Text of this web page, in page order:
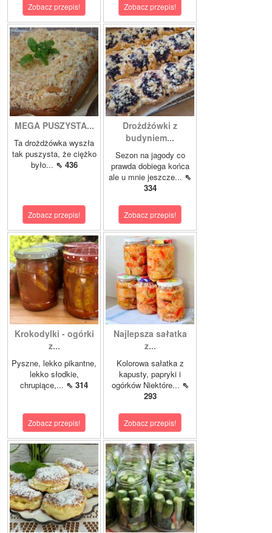
Zobacz przepis! Zobacz przepis!
MEGA PUSZYSTA...
Ta drożdżówka wyszła
tak puszysta, że ciężko
było... ⇖ 436
Zobacz przepis!
Drożdżówki z
budyniem...
Sezon na jagody co
prawda dobiega końca
ale u mnie jeszcze... ⇖
334
Zobacz przepis!
Krokodylki - ogórki
z...
Pyszne, lekko pikantne,
lekko słodkie,
chrupiące,... ⇖ 314
Zobacz przepis!
Najlepsza sałatka
z...
Kolorowa sałatka z
kapusty, papryki i
ogórków Niektóre... ⇖
293
Zobacz przepis!